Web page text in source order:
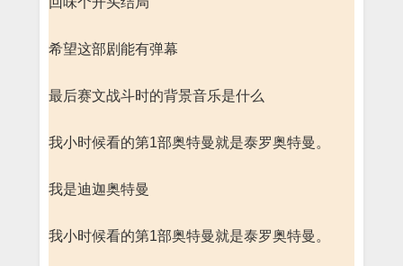
希望这部剧能有弹幕
最后赛文战斗时的背景音乐是什么
我小时候看的第1部奥特曼就是泰罗奥特曼。
我是迪迦奥特曼
我小时候看的第1部奥特曼就是泰罗奥特曼。